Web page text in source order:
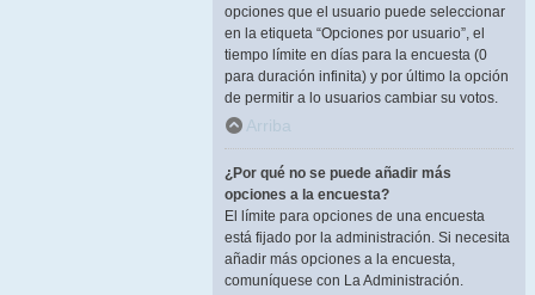
opciones que el usuario puede seleccionar
en la etiqueta “Opciones por usuario”, el
tiempo límite en días para la encuesta (0
para duración infinita) y por último la opción
de permitir a lo usuarios cambiar su votos.
Arriba
¿Por qué no se puede añadir más
opciones a la encuesta?
El límite para opciones de una encuesta
está fijado por la administración. Si necesita
añadir más opciones a la encuesta,
comuníquese con La Administración.